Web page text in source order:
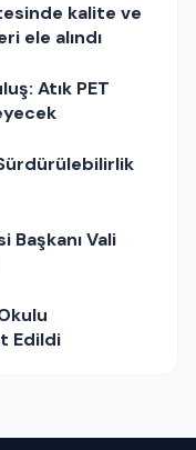
kalite ve
ele alındı
Atık PET
Başkanı Vali
Edildi